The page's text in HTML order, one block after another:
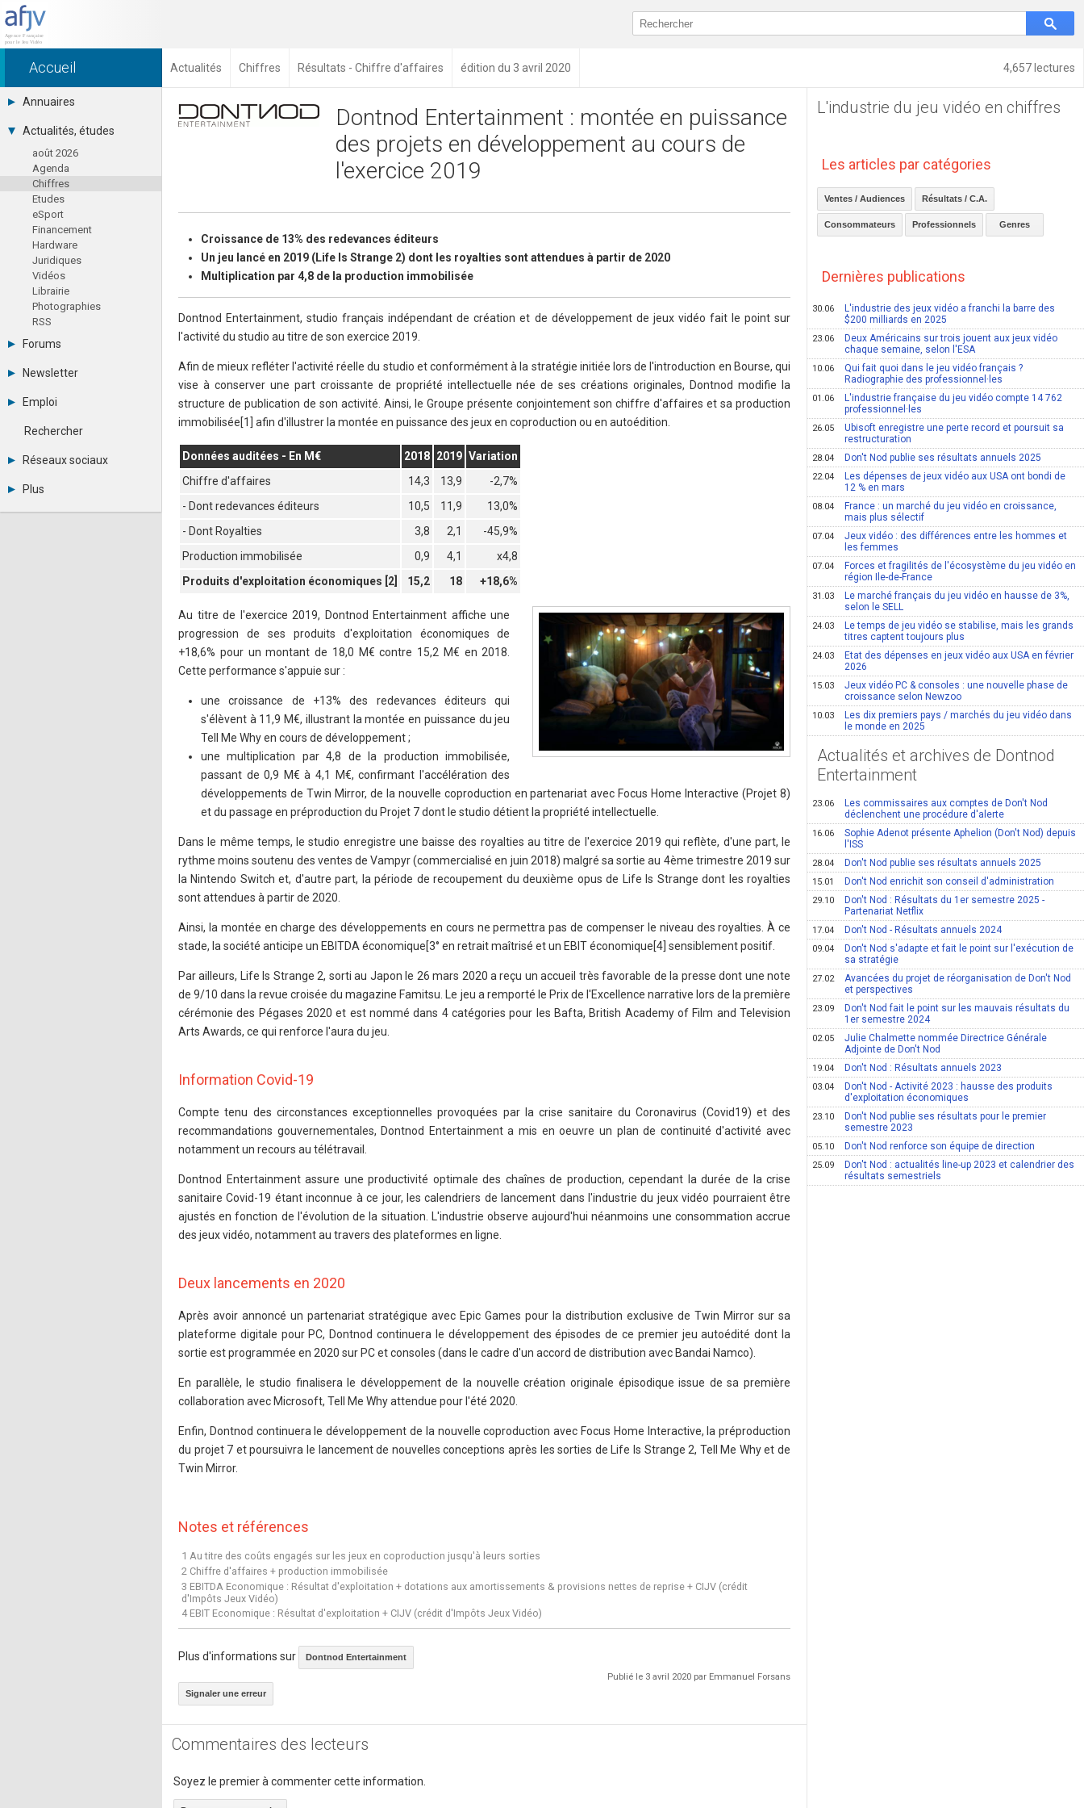
4,657 lectures
Accueil Actualités Chiffres Résultats - Chiffre d'affaires édition du 3 avril 2020
Annuaires
Toutes les sociétés (691)
Studios (418)
Editeurs (49)
Distributeurs (16)
Hard. / Accessoires (10)
Middlewares (15)
Prestataires (99)
Assoc. / Syndicats (21)
Formations / Ecoles (46)
Presse spécialisée (17)
Actualités, études
août 2026
Agenda
Chiffres
Etudes
eSport
Financement
Hardware
Juridiques
Vidéos
Librairie
Photographies
RSS
Forums
Tous les forums
Se connecter
Messages privés
Contacter un modérateur
Newsletter
Archives
Abonnement
Emploi
Consulter les annonces
Observatoire de l'emploi
Rechercher
Réseaux sociaux
LinkedIn
Plus
Annonceurs
Dontnod Entertainment : montée en puissance
des projets en développement au cours de
l'exercice 2019
Croissance de 13% des redevances éditeurs
Un jeu lancé en 2019 (Life Is Strange 2) dont les royalties sont attendues à partir de 2020
Multiplication par 4,8 de la production immobilisée
Dontnod Entertainment, studio français indépendant de création et de développement de jeux vidéo fait le point sur
l'activité du studio au titre de son exercice 2019.
Afin de mieux refléter l'activité réelle du studio et conformément à la stratégie initiée lors de l'introduction en Bourse, qui
vise à conserver une part croissante de propriété intellectuelle née de ses créations originales, Dontnod modifie la
structure de publication de son activité. Ainsi, le Groupe présente conjointement son chiffre d'affaires et sa production
immobilisée[1] afin d'illustrer la montée en puissance des jeux en coproduction ou en autoédition.
Données auditées - En M€ 2018 2019 Variation
Chiffre d'affaires
14,3 13,9
-2,7%
- Dont redevances éditeurs
10,5 11,9
13,0%
- Dont Royalties
3,8 2,1
-45,9%
Production immobilisée
0,9 4,1
x4,8
Produits d'exploitation économiques [2]
15,2 18 +18,6%
Au titre de l'exercice 2019, Dontnod Entertainment affiche une
progression de ses produits d'exploitation économiques de
+18,6% pour un montant de 18,0 M€ contre 15,2 M€ en 2018.
Cette performance s'appuie sur :
une croissance de +13% des redevances éditeurs qui
s'élèvent à 11,9 M€, illustrant la montée en puissance du jeu
Tell Me Why en cours de développement ;
une multiplication par 4,8 de la production immobilisée,
passant de 0,9 M€ à 4,1 M€, confirmant l'accélération des
développements de Twin Mirror, de la nouvelle coproduction en partenariat avec Focus Home Interactive (Projet 8)
et du passage en préproduction du Projet 7 dont le studio détient la propriété intellectuelle.
Dans le même temps, le studio enregistre une baisse des royalties au titre de l'exercice 2019 qui reflète, d'une part, le
rythme moins soutenu des ventes de Vampyr (commercialisé en juin 2018) malgré sa sortie au 4ème trimestre 2019 sur
la Nintendo Switch et, d'autre part, la période de recoupement du deuxième opus de Life Is Strange dont les royalties
sont attendues à partir de 2020.
Ainsi, la montée en charge des développements en cours ne permettra pas de compenser le niveau des royalties. À ce
stade, la société anticipe un EBITDA économique[3° en retrait maîtrisé et un EBIT économique[4] sensiblement positif.
Par ailleurs, Life Is Strange 2, sorti au Japon le 26 mars 2020 a reçu un accueil très favorable de la presse dont une note
de 9/10 dans la revue croisée du magazine Famitsu. Le jeu a remporté le Prix de l'Excellence narrative lors de la première
cérémonie des Pégases 2020 et est nommé dans 4 catégories pour les Bafta, British Academy of Film and Television
Arts Awards, ce qui renforce l'aura du jeu.
Information Covid-19
Compte tenu des circonstances exceptionnelles provoquées par la crise sanitaire du Coronavirus (Covid19) et des
recommandations gouvernementales, Dontnod Entertainment a mis en oeuvre un plan de continuité d'activité avec
notamment un recours au télétravail.
Dontnod Entertainment assure une productivité optimale des chaînes de production, cependant la durée de la crise
sanitaire Covid-19 étant inconnue à ce jour, les calendriers de lancement dans l'industrie du jeux vidéo pourraient être
ajustés en fonction de l'évolution de la situation. L'industrie observe aujourd'hui néanmoins une consommation accrue
des jeux vidéo, notamment au travers des plateformes en ligne.
Deux lancements en 2020
Après avoir annoncé un partenariat stratégique avec Epic Games pour la distribution exclusive de Twin Mirror sur sa
plateforme digitale pour PC, Dontnod continuera le développement des épisodes de ce premier jeu autoédité dont la
sortie est programmée en 2020 sur PC et consoles (dans le cadre d'un accord de distribution avec Bandai Namco).
En parallèle, le studio finalisera le développement de la nouvelle création originale épisodique issue de sa première
collaboration avec Microsoft, Tell Me Why attendue pour l'été 2020.
Enfin, Dontnod continuera le développement de la nouvelle coproduction avec Focus Home Interactive, la préproduction
du projet 7 et poursuivra le lancement de nouvelles conceptions après les sorties de Life Is Strange 2, Tell Me Why et de
Twin Mirror.
Notes et références
1 Au titre des coûts engagés sur les jeux en coproduction jusqu'à leurs sorties
2 Chiffre d'affaires + production immobilisée
3 EBITDA Economique : Résultat d'exploitation + dotations aux amortissements & provisions nettes de reprise + CIJV (crédit
d'Impôts Jeux Vidéo)
4 EBIT Economique : Résultat d'exploitation + CIJV (crédit d'Impôts Jeux Vidéo)
Plus d'informations sur Dontnod Entertainment
Publié le 3 avril 2020 par Emmanuel Forsans
Signaler une erreur
Commentaires des lecteurs
Soyez le premier à commenter cette information.
L'industrie du jeu vidéo en chiffres
Les articles par catégories
Ventes / Audiences Résultats / C.A.
Consommateurs Professionnels Genres
Dernières publications
30.06
L'industrie des jeux vidéo a franchi la barre des
$200 milliards en 2025
23.06
Deux Américains sur trois jouent aux jeux vidéo
chaque semaine, selon l'ESA
10.06
Qui fait quoi dans le jeu vidéo français ?
Radiographie des professionnel·les
01.06
L'industrie française du jeu vidéo compte 14 762
professionnel·les
26.05
Ubisoft enregistre une perte record et poursuit sa
restructuration
28.04 Don't Nod publie ses résultats annuels 2025
22.04
Les dépenses de jeux vidéo aux USA ont bondi de
12 % en mars
08.04
France : un marché du jeu vidéo en croissance,
mais plus sélectif
07.04
Jeux vidéo : des différences entre les hommes et
les femmes
07.04
Forces et fragilités de l'écosystème du jeu vidéo en
région Ile-de-France
31.03
Le marché français du jeu vidéo en hausse de 3%,
selon le SELL
24.03
Le temps de jeu vidéo se stabilise, mais les grands
titres captent toujours plus
24.03
Etat des dépenses en jeux vidéo aux USA en février
2026
15.03
Jeux vidéo PC & consoles : une nouvelle phase de
croissance selon Newzoo
10.03
Les dix premiers pays / marchés du jeu vidéo dans
le monde en 2025
Actualités et archives de Dontnod
Entertainment
23.06
Les commissaires aux comptes de Don't Nod
déclenchent une procédure d'alerte
16.06
Sophie Adenot présente Aphelion (Don't Nod) depuis
l'ISS
28.04 Don't Nod publie ses résultats annuels 2025
15.01 Don't Nod enrichit son conseil d'administration
29.10
Don't Nod : Résultats du 1er semestre 2025 -
Partenariat Netflix
17.04 Don't Nod - Résultats annuels 2024
09.04
Don't Nod s'adapte et fait le point sur l'exécution de
sa stratégie
27.02
Avancées du projet de réorganisation de Don't Nod
et perspectives
23.09
Don't Nod fait le point sur les mauvais résultats du
1er semestre 2024
02.05
Julie Chalmette nommée Directrice Générale
Adjointe de Don't Nod
19.04 Don't Nod : Résultats annuels 2023
03.04
Don't Nod - Activité 2023 : hausse des produits
d'exploitation économiques
23.10
Don't Nod publie ses résultats pour le premier
semestre 2023
05.10 Don't Nod renforce son équipe de direction
25.09
Don't Nod : actualités line-up 2023 et calendrier des
résultats semestriels